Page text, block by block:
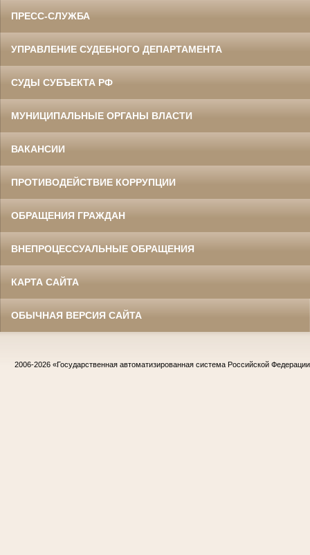
ПРЕСС-СЛУЖБА
УПРАВЛЕНИЕ СУДЕБНОГО ДЕПАРТАМЕНТА
СУДЫ СУБЪЕКТА РФ
МУНИЦИПАЛЬНЫЕ ОРГАНЫ ВЛАСТИ
ВАКАНСИИ
ПРОТИВОДЕЙСТВИЕ КОРРУПЦИИ
ОБРАЩЕНИЯ ГРАЖДАН
ВНЕПРОЦЕССУАЛЬНЫЕ ОБРАЩЕНИЯ
КАРТА САЙТА
ОБЫЧНАЯ ВЕРСИЯ САЙТА
2006-2026 «Государственная автоматизированная система Российской